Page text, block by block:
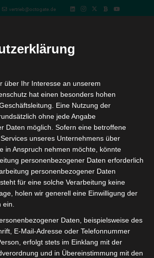
vertrieb@octogate.de
Lösungen
geben wir wertvolle Ratschläge und
Schritt Anleitungen für unsere
wichtige Themen aus der IT-
über Ihr Interesse an unserem
hat einen besonders hohen
Eine Nutzung der
ohne jede Angabe
Daten möglich. Sofern eine betroffene
unseres Unternehmens über
in Anspruch nehmen möchte, könnte
personenbezogener Daten erforderlich
personenbezogener Daten
für eine solche Verarbeitung keine
holen wir generell eine Einwilligung der
ein.
Daten, beispielsweise des
E-Mail-Adresse oder Telefonnummer
erfolgt stets im Einklang mit der
und in Übereinstimmung mit den